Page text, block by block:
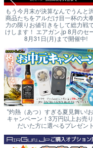
もう今月末が決算なんでうんと
商品たちをアルだけ目一杯の大
力の限りお値引きをして総力戦
けします！ エアガン.jp 8月のセ
8月31日(月)まで開催中!
"灼熱（あつ）すぎる夏見舞い!
キャンペーン！3万円以上お売
だいた方に選べるプレゼント